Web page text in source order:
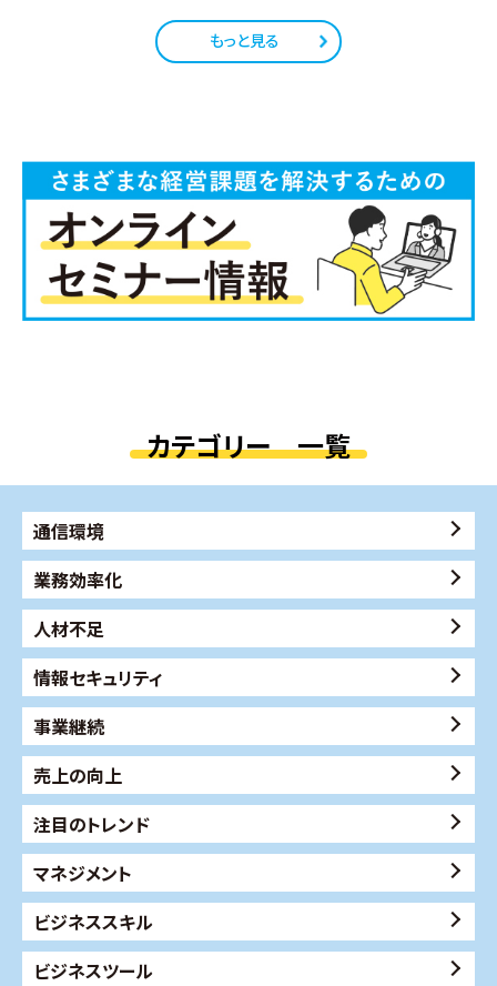
もっと見る
カテゴリー 一覧
通信環境
業務効率化
人材不足
情報セキュリティ
事業継続
売上の向上
注目のトレンド
マネジメント
ビジネススキル
ビジネスツール